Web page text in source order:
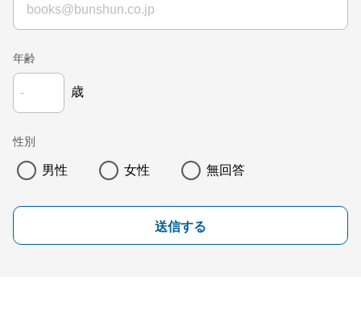
年齢
歳
性別
男性 女性 無回答
送信する